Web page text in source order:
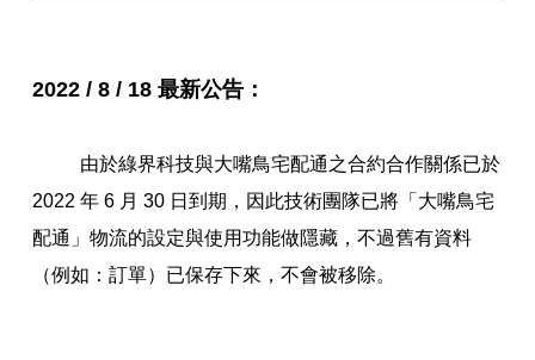
2022 / 8 / 18 最新公告：
由於綠界科技與大嘴鳥宅配通之合約合作關係已於
2022 年 6 月 30 日到期，因此技術團隊已將「大嘴鳥宅
配通」物流的設定與使用功能做隱藏，不過舊有資料
（例如：訂單）已保存下來，不會被移除。